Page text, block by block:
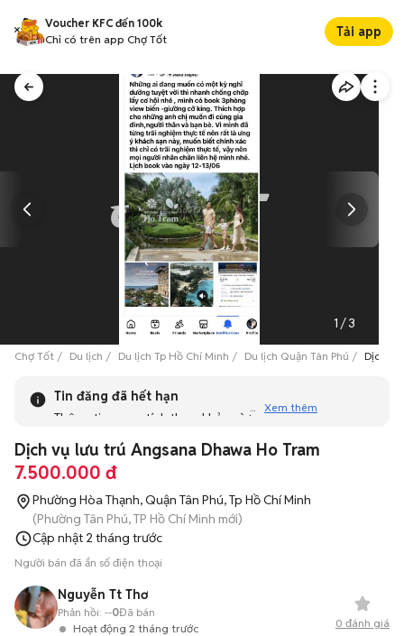
Voucher KFC đến 100k
Chỉ có trên app Chợ Tốt
Tải app
1 /3
Chợ Tốt Du lịch Du lịch Tp Hồ Chí Minh Du lịch Quận Tân Phú Dịch
Tin đăng đã hết hạn
Thông tin mang tính tham khảo và bạn không thể liên hệ
tương tự khác dưới đây nhé!
Xem thêm
Dịch vụ lưu trú Angsana Dhawa Ho Tram
7.500.000 đ
Phường Hòa Thạnh, Quận Tân Phú, Tp Hồ Chí Minh
(Phường Tân Phú, TP Hồ Chí Minh mới)
Cập nhật 2 tháng trước
Người bán đã ẩn số điện thoại
Nguyễn Tt Thơ
Hoạt động 2 tháng trước
Phản hồi: --0Đã bán
0 đánh giá